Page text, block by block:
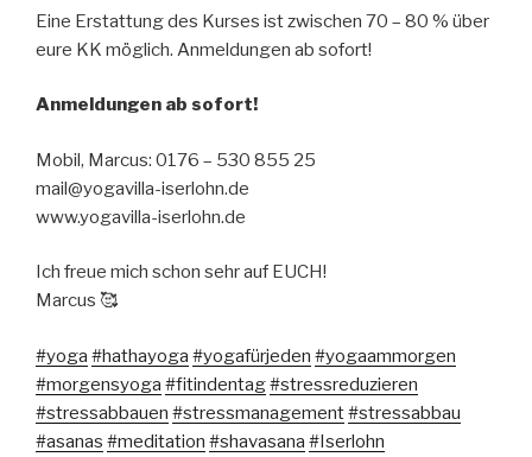
Eine Erstattung des Kurses ist zwischen 70 – 80 % über
eure KK möglich. Anmeldungen ab sofort!
Anmeldungen ab sofort!
Mobil, Marcus: 0176 – 530 855 25
mail@yogavilla-iserlohn.de
www.yogavilla-iserlohn.de
Ich freue mich schon sehr auf EUCH!
Marcus 🥰
#yoga #hathayoga #yogafürjeden #yogaammorgen
#morgensyoga #fitindentag#stressreduzieren
#stressabbauen #stressmanagement#stressabbau
#asanas #meditation #shavasana #Iserlohn